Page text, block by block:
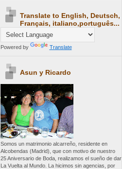
Translate to English, Deutsch,
Français, italiano,português...
Powered by Translate
Asun y Ricardo
Somos un matrimonio alcarreño, residente en
Alcobendas (Madrid), que con motivo de nuestro
25 Aniversario de Boda, realizamos el sueño de dar
La Vuelta al Mundo. La hicimos sin agencias, por